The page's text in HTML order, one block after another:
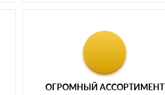
ОГРОМНЫЙ АССОРТИМЕНТ